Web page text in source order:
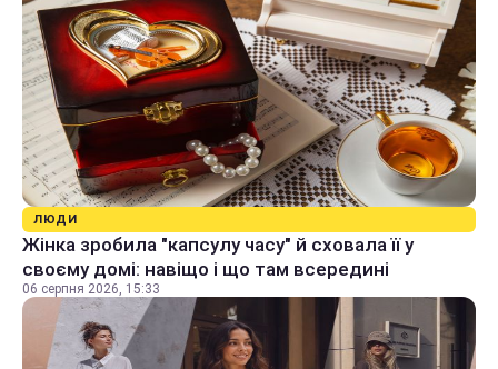
ЛЮДИ
Жінка зробила "капсулу часу" й сховала її у
своєму домі: навіщо і що там всередині
06 серпня 2026, 15:33